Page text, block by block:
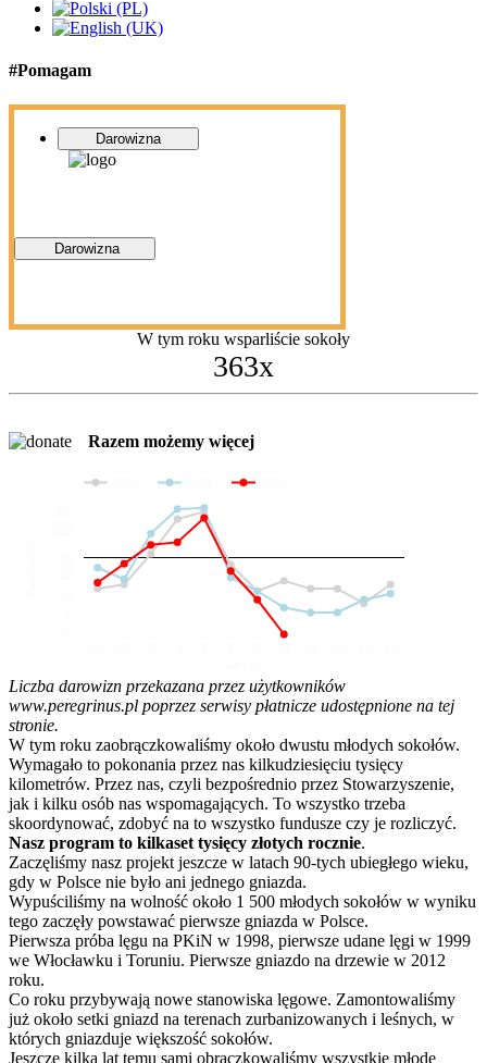
#Pomagam
Darowizna
Darowizna
W tym roku wsparliście sokoły
363x
Razem możemy więcej
Liczba darowizn przekazana przez użytkowników
www.peregrinus.pl poprzez serwisy płatnicze udostępnione na tej
stronie.
W tym roku zaobrączkowaliśmy około dwustu młodych sokołów.
Wymagało to pokonania przez nas kilkudziesięciu tysięcy
kilometrów. Przez nas, czyli bezpośrednio przez Stowarzyszenie,
jak i kilku osób nas wspomagających. To wszystko trzeba
skoordynować, zdobyć na to wszystko fundusze czy je rozliczyć.
Nasz program to kilkaset tysięcy złotych rocznie.
Zaczęliśmy nasz projekt jeszcze w latach 90-tych ubiegłego wieku,
gdy w Polsce nie było ani jednego gniazda.
Wypuściliśmy na wolność około 1 500 młodych sokołów w wyniku
tego zaczęły powstawać pierwsze gniazda w Polsce.
Pierwsza próba lęgu na PKiN w 1998, pierwsze udane lęgi w 1999
we Włocławku i Toruniu. Pierwsze gniazdo na drzewie w 2012
roku.
Co roku przybywają nowe stanowiska lęgowe. Zamontowaliśmy
już około setki gniazd na terenach zurbanizowanych i leśnych, w
których gniazduje większość sokołów.
Jeszcze kilka lat temu sami obrączkowaliśmy wszystkie młode